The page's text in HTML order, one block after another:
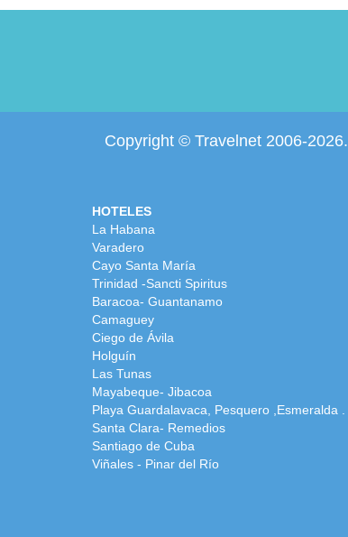
Copyright © Travelnet 2006-2026.
HOTELES
La Habana
Varadero
Cayo Santa María
Trinidad -Sancti Spiritus
Baracoa- Guantanamo
Camaguey
Ciego de Ávila
Holguín
Las Tunas
Mayabeque- Jibacoa
Playa Guardalavaca, Pesquero ,Esmeralda .
Santa Clara- Remedios
Santiago de Cuba
Viñales - Pinar del Río